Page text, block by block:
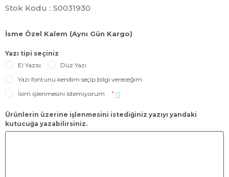
Stok Kodu : S0031930
İsme Özel Kalem (Aynı Gün Kargo)
Yazı tipi seçiniz
El Yazısı
Düz Yazı
Yazı fontunu kendim seçip bilgi vereceğim
İsim işlenmesini istemiyorum
*
Ürünlerin üzerine işlenmesini istediğiniz yazıyı yandaki
kutucuğa yazabilirsiniz.